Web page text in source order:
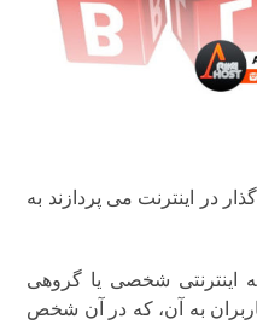
در اینترنت می پردازند به
اینترنتی شخصی یا گروهی
به آن، که در آن شخص